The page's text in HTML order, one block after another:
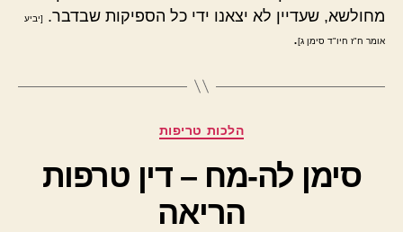
מחולשא, שעדיין לא יצאנו ידי כל הספיקות שבדבר.
[יביע
אומר ח"ז חיו"ד סימן ג].
קטגוריות
הלכות טריפות
סימן לה-מח – דין טרפות
הריאה